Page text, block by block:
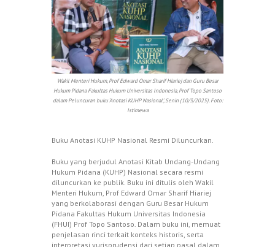
Wakil Menteri Hukum, Prof Edward Omar Sharif Hiariej dan Guru Besar
Hukum Pidana Fakultas Hukum Universitas Indonesia, Prof Topo Santoso
dalam Peluncuran buku ‘Anotasi KUHP Nasional’, Senin (10/3/2025). Foto:
Istimewa
Buku Anotasi KUHP Nasional Resmi Diluncurkan.
Buku yang berjudul Anotasi Kitab Undang-Undang
Hukum Pidana (KUHP) Nasional secara resmi
diluncurkan ke publik. Buku ini ditulis oleh Wakil
Menteri Hukum, Prof Edward Omar Sharif Hiariej
yang berkolaborasi dengan Guru Besar Hukum
Pidana Fakultas Hukum Universitas Indonesia
(FHUI) Prof Topo Santoso. Dalam buku ini, memuat
penjelasan rinci terkait konteks historis, serta
interpretasi yurisprudensi dari setiap pasal dalam